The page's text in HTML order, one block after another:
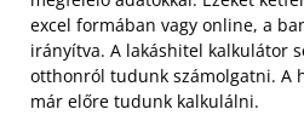
excel formában vagy online, a
irányítva. A lakáshitel kalkulátor
otthonról tudunk számolgatni. A
már előre tudunk kalkulálni.